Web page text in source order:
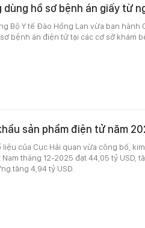
dùng hồ sơ bệnh án giấy từ
Bộ Y tế Đào Hồng Lan vừa ban hành
bệnh án điện tử tại các cơ sở khám
sản phẩm điện tử năm
liệu của Cục Hải quan vừa công bố,
Nam tháng 12-2025 đạt 44,05 tỷ USD,
tăng 4,94 tỷ USD.